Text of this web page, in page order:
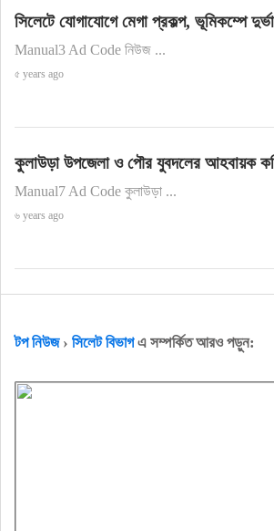
সিলেটে যোগাযোগে মেগা প্রকল্প, ভূমিকম্পে
Manual3 Ad Code নিউজ ...
৫ years ago
কুলাউড়া উপজেলা ও পৌর যুবদলের আহবায়ক
Manual7 Ad Code কুলাউড়া ...
৬ years ago
টপ নিউজ› সিলেট বিভাগএ সম্পর্কিত আরও পড়ুন: